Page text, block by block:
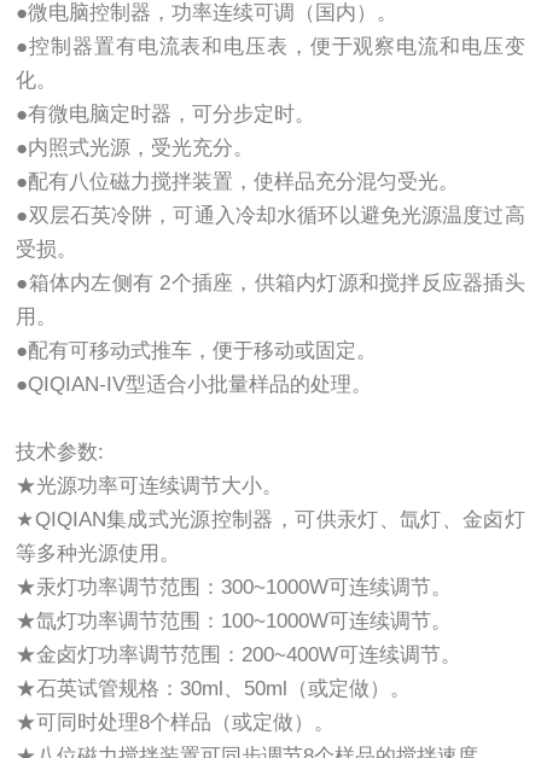
●微电脑控制器，功率连续可调（国内）。
●控制器置有电流表和电压表，便于观察电流和电压变
化。
●有微电脑定时器，可分步定时。
●内照式光源，受光充分。
●配有八位磁力搅拌装置，使样品充分混匀受光。
●双层石英冷阱，可通入冷却水循环以避免光源温度过高
受损。
●箱体内左侧有 2个插座，供箱内灯源和搅拌反应器插头
用。
●配有可移动式推车，便于移动或固定。
●QIQIAN-IV型适合小批量样品的处理。
技术参数:
★光源功率可连续调节大小。
★QIQIAN集成式光源控制器，可供汞灯、氙灯、金卤灯
等多种光源使用。
★汞灯功率调节范围：300~1000W可连续调节。
★氙灯功率调节范围：100~1000W可连续调节。
★金卤灯功率调节范围：200~400W可连续调节。
★石英试管规格：30ml、50ml（或定做）。
★可同时处理8个样品（或定做）。